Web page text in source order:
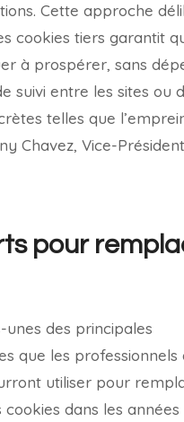
Cette approche
cookies tiers garantit
à prospérer, sans
suivi entre les sites ou
telles que
Chavez, Vice-
pour
unes des principales
que les professionnels
utiliser pour
cookies dans les années